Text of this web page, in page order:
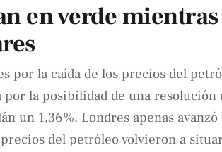
en verde
por la caída de los precios del
por la posibilidad de una
un 1,36%. Londres apenas
del petróleo volvieron a